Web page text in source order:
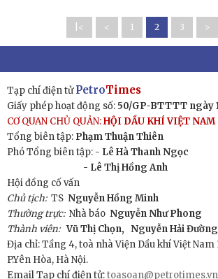
|< < 1 2 3 >
Tạp chí điện tửPetroTimes
Giấy phép hoạt động số: 50/GP-BTTTT ngày
CƠ QUAN CHỦ QUẢN:HỘI DẦU KHÍ VIỆT NAM
Tổng biên tập: Phạm Thuận Thiên
Phó Tổng biên tập: - Lê Hà Thanh Ngọc
- Lê Thị Hồng Anh
Hội đồng cố vấn
Chủ tịch:TS Nguyễn Hồng Minh
Thường trực: Nhà báo Nguyễn Như Phong
Thành viên: Vũ Thị Chọn, Nguyễn Hải
Địa chỉ: Tầng 4, toà nhà Viện Dầu khí Việt Nam
P.Yên Hòa, Hà Nội.
Email Tạp chí điện tử:toasoan@petrotimes.vn